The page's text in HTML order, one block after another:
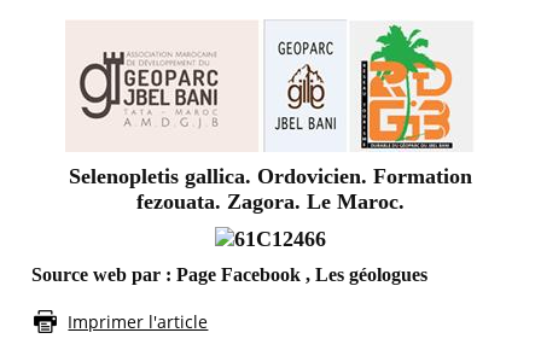
Selenopletis gallica. Ordovicien. Formation
fezouata. Zagora. Le Maroc.
Source web par : Page Facebook , Les géologues
Imprimer l'article